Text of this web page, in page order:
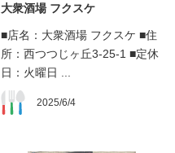
大衆酒場 フクスケ
■店名：大衆酒場 フクスケ ■住
所：西つつじヶ丘3-25-1 ■定休
日：火曜日 ...
2025/6/4